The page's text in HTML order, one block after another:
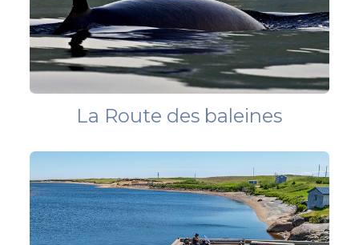
La Route des baleines